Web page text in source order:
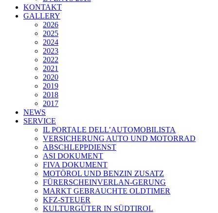
KONTAKT
GALLERY
2026
2025
2024
2023
2022
2021
2020
2019
2018
2017
NEWS
SERVICE
IL PORTALE DELL’AUTOMOBILISTA
VERSICHERUNG AUTO UND MOTORRAD
ABSCHLEPPDIENST
ASI DOKUMENT
FIVA DOKUMENT
MOTÖROL UND BENZIN ZUSATZ
FÜRERSCHEINVERLAN-GERUNG
MARKT GEBRAUCHTE OLDTIMER
KFZ-STEUER
KULTURGÜTER IN SÜDTIROL